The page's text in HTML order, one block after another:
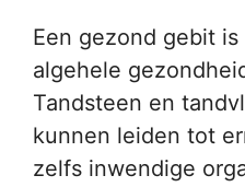
Een gezond gebit
algehele
Tandsteen en
kunnen leiden tot
zelfs inwendige